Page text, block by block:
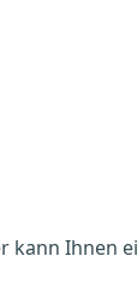
kann Ihnen